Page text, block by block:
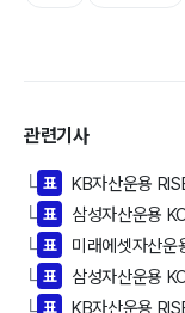
관련기사
└ 표 KB자산운용
└ 표 삼성자산운용
└ 표 미래에셋자산운
└ 표 삼성자산운용
표 KB자산운용